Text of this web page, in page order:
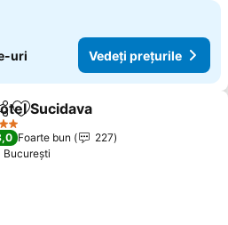
uri Vedeți prețurile
Adăugaţi la favorite
Sucidava
Foarte bun
227
București